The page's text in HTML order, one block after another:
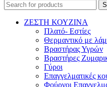
ΖΕΣΤΗ ΚΟΥΖΙΝΑ
Πλατό- Εστίες
Θερμαντικό με
Βραστήρας Υγρών
Βραστήρες
Γύροι
Επαγγελματικές
Φούρνοι